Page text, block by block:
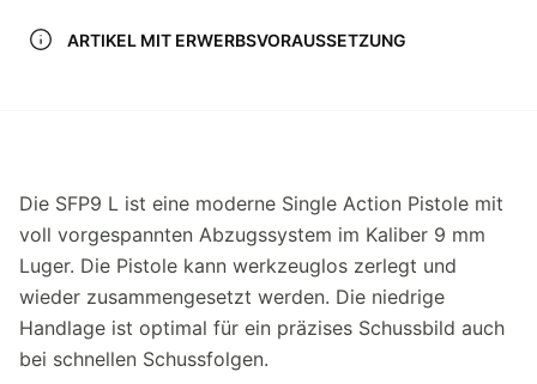
ARTIKEL MIT ERWERBSVORAUSSETZUNG
Die SFP9 L ist eine moderne Single Action Pistole mit
voll vorgespannten Abzugssystem im Kaliber 9 mm
Luger. Die Pistole kann werkzeuglos zerlegt und
wieder zusammengesetzt werden. Die niedrige
Handlage ist optimal für ein präzises Schussbild auch
bei schnellen Schussfolgen.